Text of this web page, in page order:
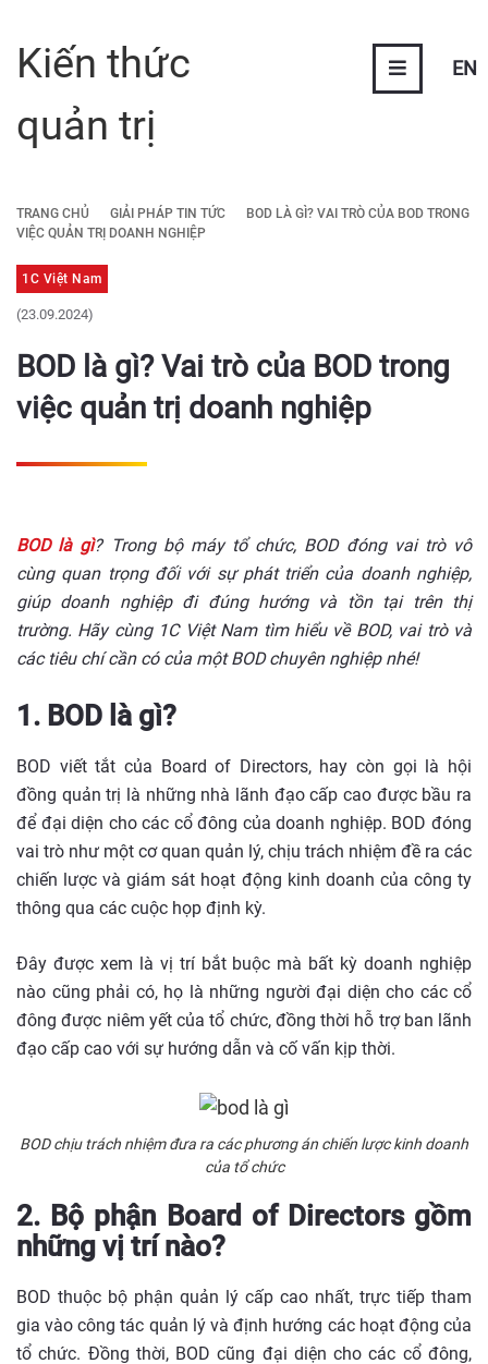
EN
Kiến thức
quản trị
TRANG CHỦ GIẢI PHÁP TIN TỨC
BOD LÀ GÌ? VAI TRÒ CỦA BOD TRONG
VIỆC QUẢN TRỊ DOANH NGHIỆP
1C Việt Nam
(23.09.2024)
BOD là gì? Vai trò của BOD trong
việc quản trị doanh nghiệp
BOD là gì? Trong bộ máy tổ chức, BOD đóng vai trò vô
cùng quan trọng đối với sự phát triển của doanh nghiệp,
giúp doanh nghiệp đi đúng hướng và tồn tại trên thị
trường. Hãy cùng 1C Việt Nam tìm hiểu về BOD, vai trò và
các tiêu chí cần có của một BOD chuyên nghiệp nhé!
1. BOD là gì?
BOD viết tắt của Board of Directors, hay còn gọi là hội
đồng quản trị là những nhà lãnh đạo cấp cao được bầu ra
để đại diện cho các cổ đông của doanh nghiệp. BOD đóng
vai trò như một cơ quan quản lý, chịu trách nhiệm đề ra các
chiến lược và giám sát hoạt động kinh doanh của công ty
thông qua các cuộc họp định kỳ.
Đây được xem là vị trí bắt buộc mà bất kỳ doanh nghiệp
nào cũng phải có, họ là những người đại diện cho các cổ
đông được niêm yết của tổ chức, đồng thời hỗ trợ ban lãnh
đạo cấp cao với sự hướng dẫn và cố vấn kịp thời.
BOD chịu trách nhiệm đưa ra các phương án chiến lược kinh doanh
của tổ chức
2. Bộ phận Board of Directors gồm
những vị trí nào?
BOD thuộc bộ phận quản lý cấp cao nhất, trực tiếp tham
gia vào công tác quản lý và định hướng các hoạt động của
tổ chức. Đồng thời, BOD cũng đại diện cho các cổ đông,